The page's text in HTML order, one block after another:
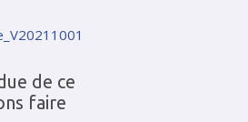
de ce
faire